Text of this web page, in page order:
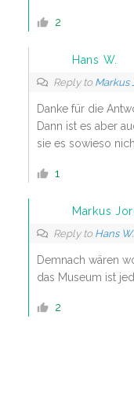
2
Hans W.
Reply to Markus
Danke für die
Dann ist es aber
sie es sowieso
1
Markus
Reply to Hans W.
Demnach wären
das Museum ist
2